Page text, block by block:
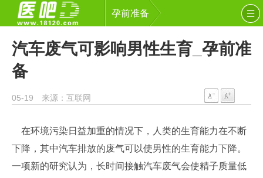
孕前准备
汽车废气可影响男性生育_孕前准
备
05-19 来源：互联网
在环境污染日益加重的情况下，人类的生育能力在不断
下降，其中汽车排放的废气可以使男性的生育能力下降。
一项新的研究认为，长时间接触汽车废气会使精子质量低